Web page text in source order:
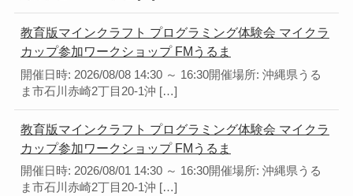
教育版マインクラフト プログラミング体験会 マイクラ
カップ参加ワークショップ FMうるま
開催日時: 2026/08/08 14:30 ～ 16:30開催場所: 沖縄県うる
ま市石川赤崎2丁目20-1沖 […]
教育版マインクラフト プログラミング体験会 マイクラ
カップ参加ワークショップ FMうるま
開催日時: 2026/08/01 14:30 ～ 16:30開催場所: 沖縄県うる
ま市石川赤崎2丁目20-1沖 […]